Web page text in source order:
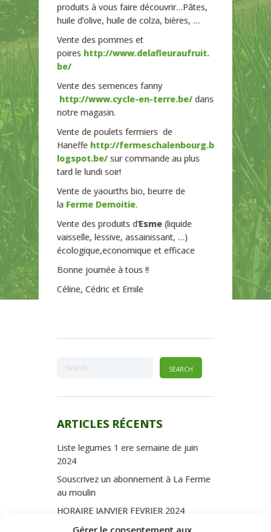
Gérer le consentement aux
produits à vous faire découvrir…Pâtes,
huile d’olive, huile de colza, bières, …
Vente des pommes et
poires http://www.delafleuraufruit.
be/
Vente des semences fanny
http://www.cycle-en-terre.be/ dans
notre magasin.
Vente de poulets fermiers de
Haneffe http://fermeschalenbourg.b
logspot.be/ sur commande au plus
tard le lundi soir!
Vente de yaourths bio, beurre de
la Ferme Demoitie.
Vente des produits d’Esme (liquide
vaisselle, lessive, assainissant, …)
écologique,economique et efficace
Bonne journée à tous !!
Céline, Cédric et Emile
ARTICLES RÉCENTS
Liste legumes 1 ere semaine de juin
2024
Souscrivez un abonnement à La Ferme
au moulin
HORAIRE JANVIER FEVRIER 2024
Soutien de La Province de Liège